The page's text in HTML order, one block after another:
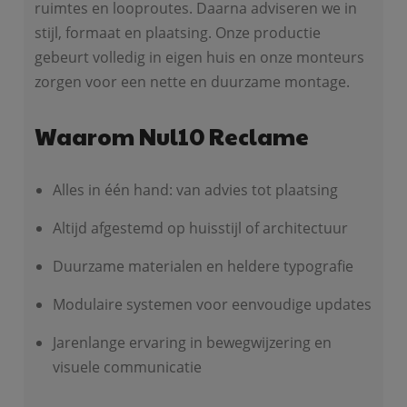
ruimtes en looproutes. Daarna adviseren we in
stijl, formaat en plaatsing. Onze productie
gebeurt volledig in eigen huis en onze monteurs
zorgen voor een nette en duurzame montage.
Waarom Nul10 Reclame
Alles in één hand: van advies tot plaatsing
Altijd afgestemd op huisstijl of architectuur
Duurzame materialen en heldere typografie
Modulaire systemen voor eenvoudige updates
Jarenlange ervaring in bewegwijzering en
visuele communicatie